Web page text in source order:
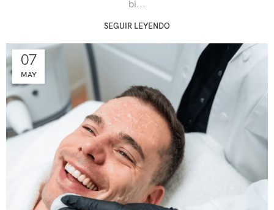
bi...
SEGUIR LEYENDO
07
MAY